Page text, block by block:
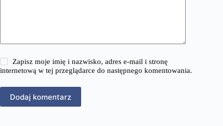
Zapisz moje imię i nazwisko, adres e-mail i stronę
internetową w tej przeglądarce do następnego komentowania.
Dodaj komentarz